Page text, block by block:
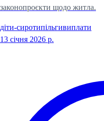
законопроєкти щодо житла.
діти-сиротипільгивиплати
13 січня 2026 р.